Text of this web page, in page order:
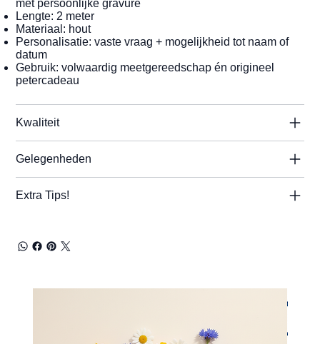
met persoonlijke gravure
Lengte: 2 meter
Materiaal: hout
Personalisatie: vaste vraag + mogelijkheid tot naam of
datum
Gebruik: volwaardig meetgereedschap én origineel
petercadeau
Kwaliteit
Gelegenheden
Extra Tips!